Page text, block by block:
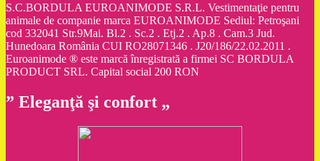
S.C.BORDULA EUROANIMODE S.R.L. Vestimentaţie pentru
animale de companie marca EUROANIMODE Sediul: Petroşani
cod 332041 Str.9Mai. Bl.2 . Sc.2 . Etj.2 . Ap.8 . Cam.3 Jud.
Hunedoara România CUI RO28071346 . J20/186/22.02.2011 .
Euroanimode ® este marcă înregistrată a firmei SC BORDULA
PRODUCT SRL. Capital social 200 RON
” Eleganţă şi confort „